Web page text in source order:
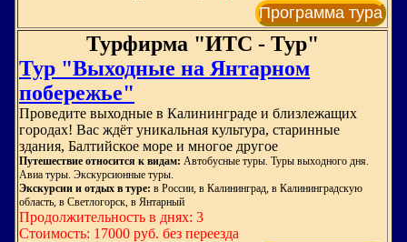
Программа тура
Турфирма "ИТС - Тур"
Тур "Выходные на Янтарном
побережье"
Проведите выходные в Калининграде и близлежащих
городах! Вас ждёт уникальная культура, старинные
здания, Балтийское море и многое другое
Путешествие относится к видам: Автобусные туры. Туры выходного дня.
Авиа туры. Экскурсионные туры.
Экскурсии и отдых в туре: в России, в Калининград, в Калининградскую
область, в Светлогорск, в Янтарный
Продолжительность в днях: 3
Стоимость: 17000 руб. без переезда